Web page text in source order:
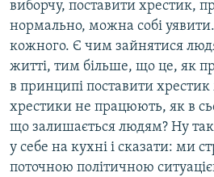
виборчу, поставити хрестик,
нормально, можна собі
кожного. Є чим зайнятися
житті, тим більше, що це, як
в принципі поставити
хрестики не працюють, як в
що залишається людям? Ну
у себе на кухні і сказати: ми
поточною політичною